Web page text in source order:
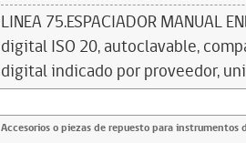
LINEA 75.ESPACIADOR MANUAL
digital ISO 20, autoclavable,
digital indicado por proveedor,
Accesorios o piezas de repuesto para instrumentos